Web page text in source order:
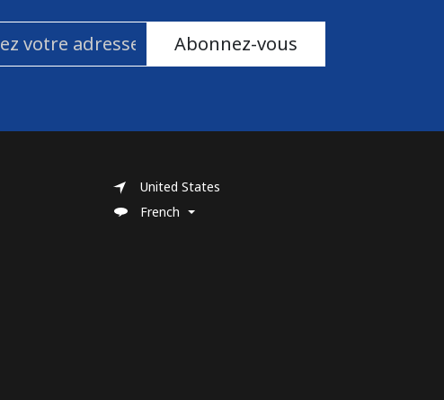
Abonnez-vous
United States
French